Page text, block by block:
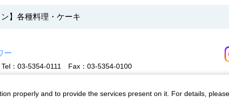
ン】各種料理・ケーキ
ー
Tel：03-5354-0111 Fax：03-5354-0100
properly and to provide the services present on it. For details, please